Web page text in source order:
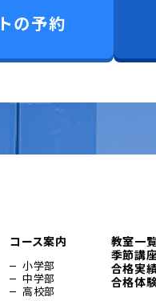
の予約
コース案内
小学部
中学部
高校部
教室一
季節講
合格実
合格体